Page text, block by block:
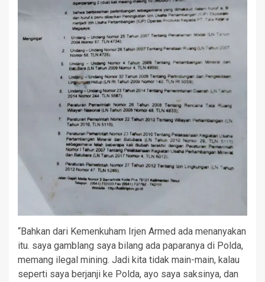
“Bahkan dari Kemenkuham Irjen Armed ada menanyakan
itu. saya gamblang saya bilang ada paparanya di Polda,
memang ilegal mining. Jadi kita tidak main-main, kalau
seperti saya berjanji ke Polda, ayo saya saksinya, dan